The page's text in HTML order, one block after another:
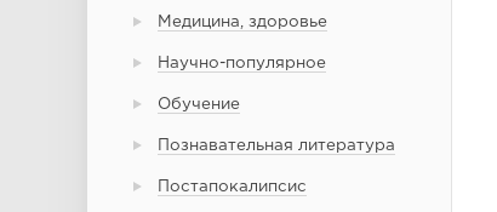
Медицина, здоровье
Научно-популярное
Обучение
Познавательная литература
Постапокалипсис